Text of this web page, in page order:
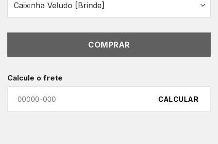
COMPRAR
Calcule o frete
CALCULAR